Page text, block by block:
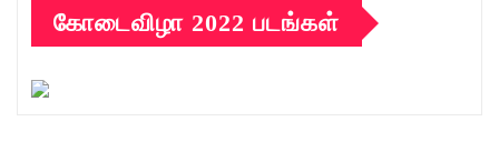
கோடைவிழா 2022 படங்கள்